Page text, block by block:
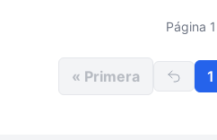
Página
« Primera 1